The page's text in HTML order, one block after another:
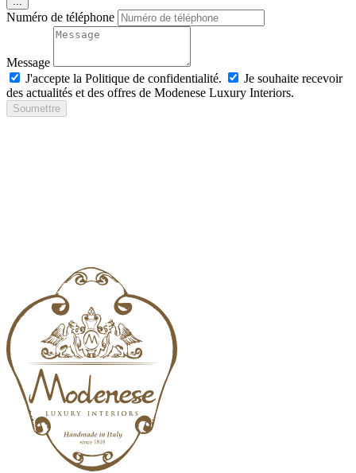
Numéro de téléphone
Message
J'accepte la Politique de confidentialité.
Je souhaite recevoir
des actualités et des offres de Modenese Luxury Interiors.
Soumettre